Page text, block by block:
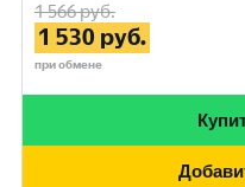
1 566руб.
1 530 руб.
при обмене